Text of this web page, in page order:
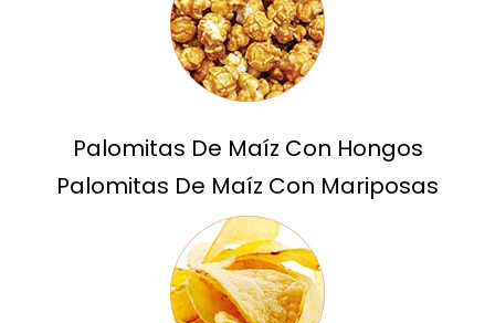
Palomitas De Maíz Con Hongos
Palomitas De Maíz Con Mariposas